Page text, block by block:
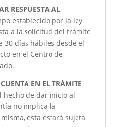
RESPUESTA AL
establecido por la ley
a la solicitud del trámite
30 días hábiles desde el
en el Centro de
EN EL TRÁMITE
hecho de dar inicio al
no implica la
esta estará sujeta